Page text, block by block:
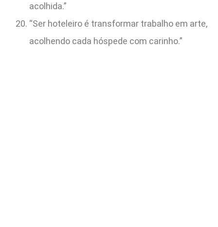
acolhida.”
“Ser hoteleiro é transformar trabalho em arte,
acolhendo cada hóspede com carinho.”